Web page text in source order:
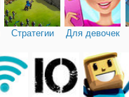
Стратегии Для девочек